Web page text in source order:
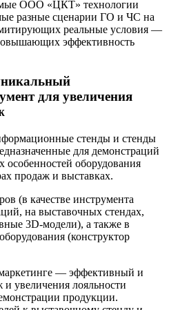
ООО «ЦКТ» технологии
разные сценарии ГО и ЧС на
реальные условия —
эффективность
для увеличения
стенды и стенды
для демонстраций
особенностей оборудования
продаж и выставках.
(в качестве инструмента
на выставочных стендах,
3D-модели), а также в
(конструктор
— эффективный и
увеличения лояльности
продукции.